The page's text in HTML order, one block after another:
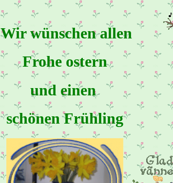
Wir wünschen allen
Frohe ostern
und einen
schönen Frühling